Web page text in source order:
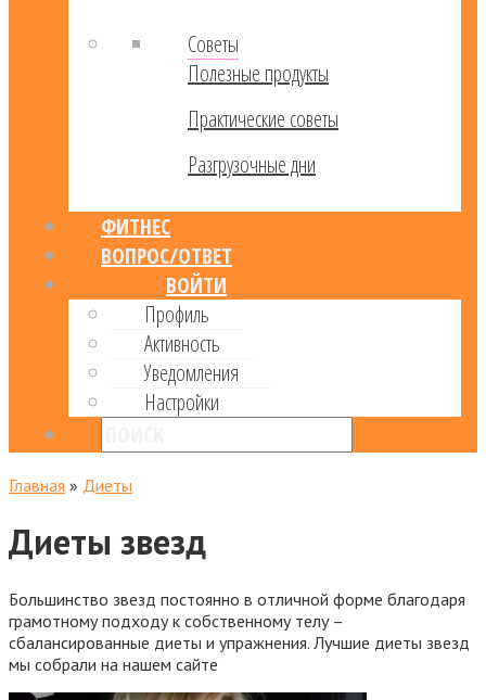
Советы
Полезные продукты
Практические советы
Разгрузочные дни
ФИТНЕС
ВОПРОС/ОТВЕТ
ВОЙТИ
Профиль
Активность
Уведомления
Настройки
Главная » Диеты
Диеты звезд
Большинство звезд постоянно в отличной форме благодаря
грамотному подходу к собственному телу –
сбалансированные диеты и упражнения. Лучшие диеты звезд
мы собрали на нашем сайте